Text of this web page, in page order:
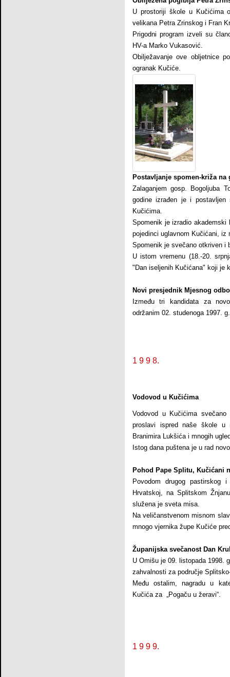
U prostoriji škole u Kučićima
velikana Petra Zrinskog i Fran
Prigodni program izveli su
HV-a Marko Vukasović.
Obilježavanje ove obljetnice
ogranak Kučiće.
Postavljanje spomen-križa
Zalaganjem gosp. Bogoljuba
godine izrađen je i
Kučićima.
Spomenik je izradio
pojedinci uglavnom Kučićani,
Spomenik je svečano otkriven i
U istom vremenu (18.-20.
"Dan iseljenih Kučićana" koji je
Novi presjednik Mjesnog
Između tri kandidata za
održanim 02. studenoga 1997.
1 9 9 8.
Vodovod u Kučićima
Vodovod u Kučićima
proslavi ispred naše škole u
Branimira Lukšića i mnogih
Istog dana puštena je u rad
Pohod Pape Splitu, Kučićani
Povodom drugog pastirskog
Hrvatskoj, na Splitskom
služena je sveta misa.
Na veličanstvenom misnom
mnogo vjernika župe Kučiće
Županijska svečanost Dan
U Omišu je 09. listopada 1998.
zahvalnosti za područje
Među ostalim, nagradu u
Kučića za „Pogaču u žeravi“.
1 9 9 9.